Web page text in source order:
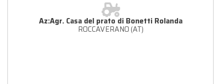
Az:Agr. Casa del prato di Bonetti Rolanda
ROCCAVERANO (AT)